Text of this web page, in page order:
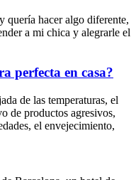
quería hacer algo diferente,
a mi chica y alegrarle el
perfecta en casa?
de las temperaturas, el
de productos agresivos,
el envejecimiento,